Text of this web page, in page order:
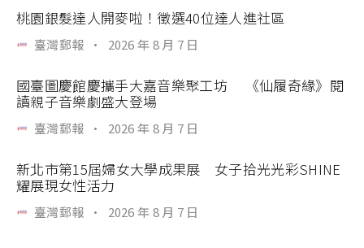
桃園銀髮達人開麥啦！徵選40位達人進社區
臺灣郵報 · 2026 年 8 月 7 日
國臺圖慶館慶攜手大嘉音樂聚工坊 《仙履奇緣》閱
讀親子音樂劇盛大登場
臺灣郵報 · 2026 年 8 月 7 日
新北市第15屆婦女大學成果展 女子拾光光彩SHINE
耀展現女性活力
臺灣郵報 · 2026 年 8 月 7 日